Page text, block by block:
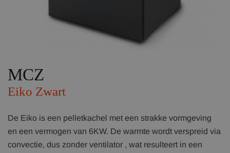
MCZ
Eiko Zwart
De Eiko is een pelletkachel met een strakke vormgeving
en een vermogen van 6KW. De warmte wordt verspreid via
convectie, dus zonder ventilator , wat resulteert in een